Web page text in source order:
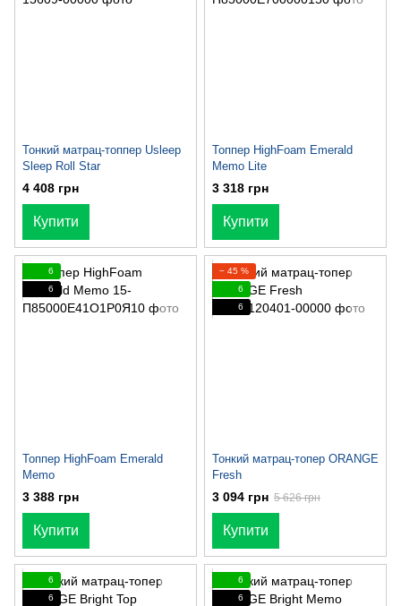
Тонкий матрац-топпер Usleep
Sleep Roll Star
4 408 грн
Купити
Топпер HighFoam Emerald
Memo Lite
3 318 грн
Купити
6
6
Топпер HighFoam Emerald
Memo
3 388 грн
Купити
− 45 %
6
6
Тонкий матрац-топер ORANGE
Fresh
3 094 грн 5 626 грн
Купити
6
6
6
6